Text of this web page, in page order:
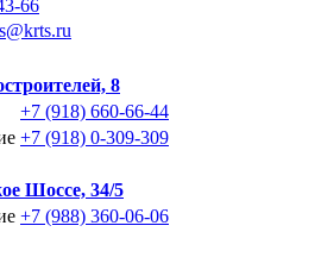
66
8
+7 (918) 660-66-44
+7 (918) 0-309-309
Шоссе, 34/5
+7 (988) 360-06-06